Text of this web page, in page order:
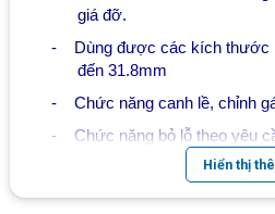
giá đỡ.
-
Dùng được các kích thước
đến 31.8mm
-
Chức năng canh lề, chỉnh
-
Chức năng bỏ lỗ theo yêu
Dao đóng sắc bén bằng
-
Kích thước: 480x395x425
Hiển thị